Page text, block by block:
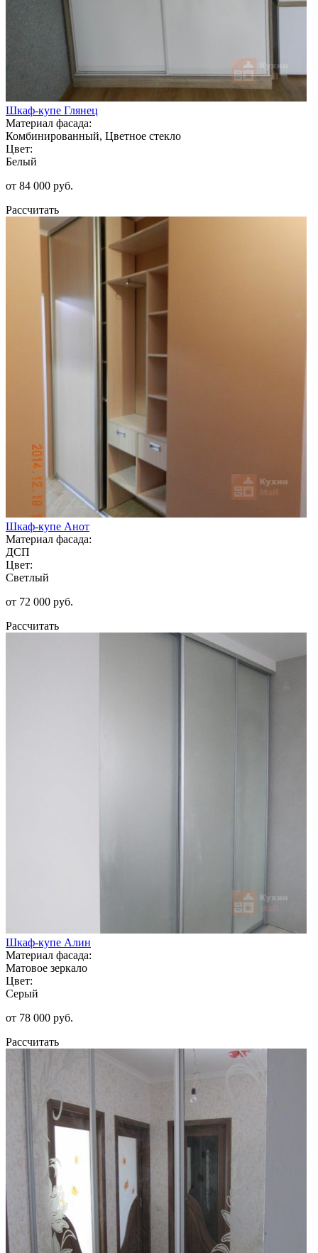
Шкаф-купе Глянец
Материал фасада:
Комбинированный, Цветное стекло
Цвет:
Белый
от 84 000 руб.
Рассчитать
Шкаф-купе Анот
Материал фасада:
ДСП
Цвет:
Светлый
от 72 000 руб.
Рассчитать
Шкаф-купе Алин
Материал фасада:
Матовое зеркало
Цвет:
Серый
от 78 000 руб.
Рассчитать